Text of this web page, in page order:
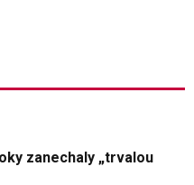
zanechaly „trvalou